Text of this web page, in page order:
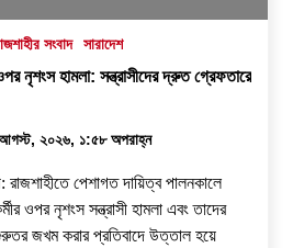
সংবাদ সারাদেশ
নৃশংস হামলা: সন্ত্রাসীদের দ্রুত গ্রেফতারে
২০২৬, ১:৫৮ অপরাহ্ন
রাজশাহীতে পেশাগত দায়িত্ব পালনকালে
ওপর নৃশংস সন্ত্রাসী হামলা এবং তাদের
জখম করার প্রতিবাদে উত্তাল হয়ে